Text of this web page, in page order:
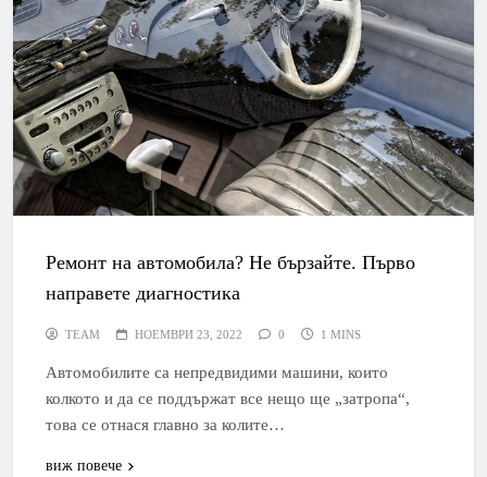
Ремонт на автомобила? Не бързайте. Първо
направете диагностика
TEAM НОЕМВРИ 23, 2022 0 1 MINS
Автомобилите са непредвидими машини, които
колкото и да се поддържат все нещо ще „затропа“,
това се отнася главно за колите…
виж повече